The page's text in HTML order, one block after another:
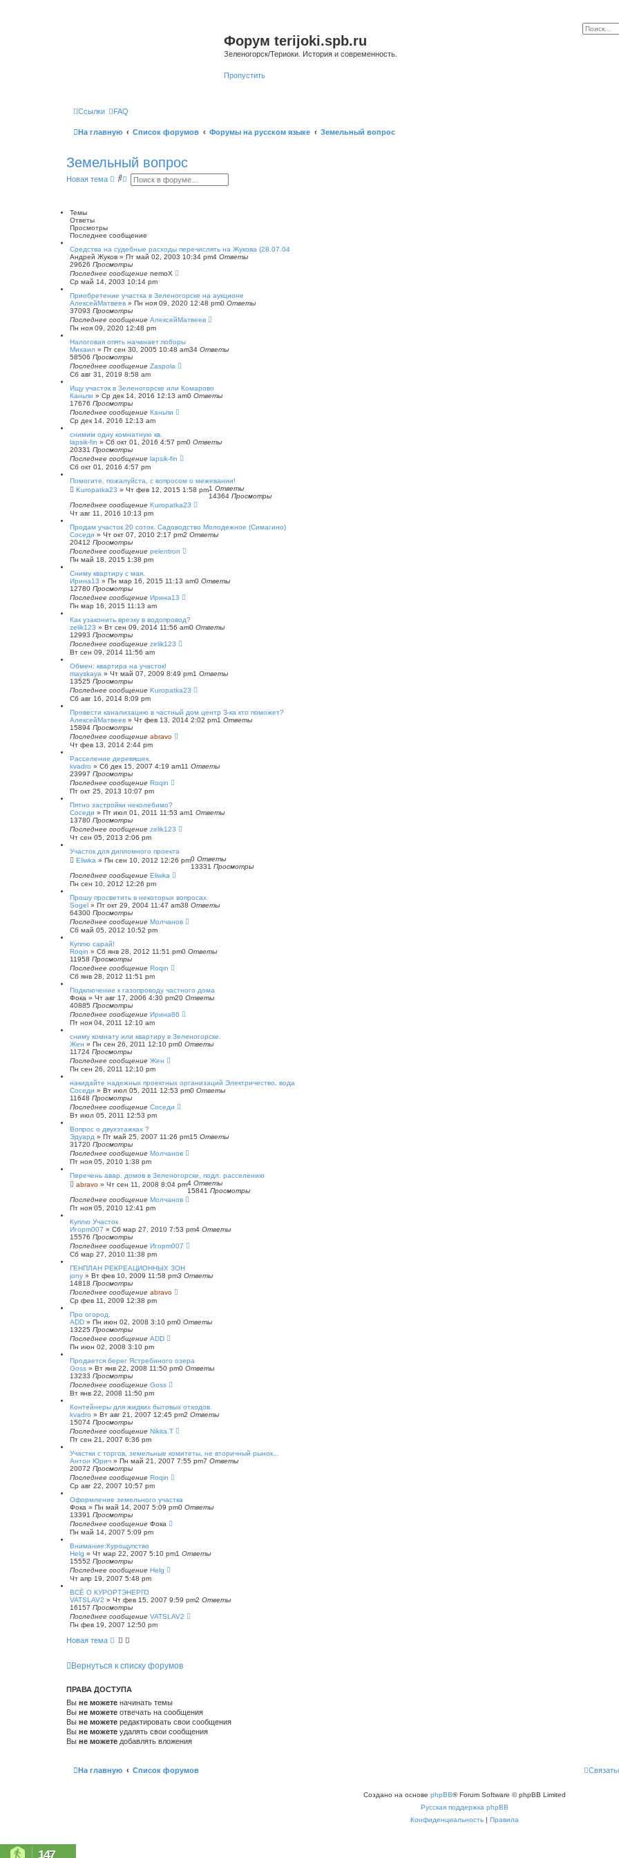
Форум terijoki.spb.ru
Зеленогорск/Териоки. История и современность.
Пропустить
Ссылки FAQ
На главную Список форумов Форумы на русском языке Земельный вопрос
Земельный вопрос
Новая тема
П Р
н
ы
й
п
о
и
с
к
Темы
Ответы
Просмотры
Последнее сообщение
Средства на судебные расходы перечислять на Жукова (28.07.04
Андрей Жуков » Пт май 02, 2003 10:34 pm4 Ответы
29626 Просмотры
Последнее сообщение nemoX
Ср май 14, 2003 10:14 pm
Приобретение участка в Зеленогорске на аукционе
АлексейМатвеев » Пн ноя 09, 2020 12:48 pm0 Ответы
37093 Просмотры
Последнее сообщение АлексейМатвеев
Пн ноя 09, 2020 12:48 pm
Налоговая опять начинает поборы
Михаил » Пт сен 30, 2005 10:48 am34 Ответы
58506 Просмотры
Последнее сообщение Zaspola
Сб авг 31, 2019 8:58 am
Ищу участок в Зеленогорске или Комарово
Каньпи » Ср дек 14, 2016 12:13 am0 Ответы
17676 Просмотры
Последнее сообщение Каньпи
Ср дек 14, 2016 12:13 am
снимим одну комнатную кв.
lapsik-fin » Сб окт 01, 2016 4:57 pm0 Ответы
20331 Просмотры
Последнее сообщение lapsik-fin
Сб окт 01, 2016 4:57 pm
Помогите, пожалуйста, с вопросом о межевании!
Kuropatka23 » Чт фев 12, 2015 1:58 pm1 Ответы
14364 Просмотры
Последнее сообщение Kuropatka23
Чт авг 11, 2016 10:13 pm
Продам участок 20 соток. Садоводство Молодежное (Симагино)
Соседи » Чт окт 07, 2010 2:17 pm2 Ответы
20412 Просмотры
Последнее сообщение pelentron
Пн май 18, 2015 1:38 pm
Сниму квартиру с мая.
Ирина13 » Пн мар 16, 2015 11:13 am0 Ответы
12780 Просмотры
Последнее сообщение Ирина13
Пн мар 16, 2015 11:13 am
Как узаконить врезку в водопровод?
zelik123 » Вт сен 09, 2014 11:56 am0 Ответы
12993 Просмотры
Последнее сообщение zelik123
Вт сен 09, 2014 11:56 am
Обмен: квартира на участок!
mayskaya » Чт май 07, 2009 8:49 pm1 Ответы
13525 Просмотры
Последнее сообщение Kuropatka23
Сб авг 16, 2014 8:09 pm
Провести канализацию в частный дом центр З-ка кто поможет?
АлексейМатвеев » Чт фев 13, 2014 2:02 pm1 Ответы
15894 Просмотры
Последнее сообщение abravo
Чт фев 13, 2014 2:44 pm
Расселение деревяшек.
kvadro » Сб дек 15, 2007 4:19 am11 Ответы
23997 Просмотры
Последнее сообщение Roqin
Пт окт 25, 2013 10:07 pm
Пятно застройки неколебимо?
Соседи » Пт июл 01, 2011 11:53 am1 Ответы
13780 Просмотры
Последнее сообщение zelik123
Чт сен 05, 2013 2:06 pm
Участок для дипломного проекта
Eliwka » Пн сен 10, 2012 12:26 pm0 Ответы
13331 Просмотры
Последнее сообщение Eliwka
Пн сен 10, 2012 12:26 pm
Прошу просветить в некоторых вопросах.
Sogel » Пт окт 29, 2004 11:47 am38 Ответы
64300 Просмотры
Последнее сообщение Молчанов
Сб май 05, 2012 10:52 pm
Куплю сарай!
Roqin » Сб янв 28, 2012 11:51 pm0 Ответы
11958 Просмотры
Последнее сообщение Roqin
Сб янв 28, 2012 11:51 pm
Подключение к газопроводу частного дома
Фока » Чт авг 17, 2006 4:30 pm20 Ответы
40885 Просмотры
Последнее сообщение Ирина86
Пт ноя 04, 2011 12:10 am
сниму комнату или квартиру в Зеленогорске.
Жен » Пн сен 26, 2011 12:10 pm0 Ответы
11724 Просмотры
Последнее сообщение Жен
Пн сен 26, 2011 12:10 pm
накидайте надежных проектных организаций Электричество, вода
Соседи » Вт июл 05, 2011 12:53 pm0 Ответы
11648 Просмотры
Последнее сообщение Соседи
Вт июл 05, 2011 12:53 pm
Вопрос о двухэтажках ?
Эдуард » Пт май 25, 2007 11:26 pm15 Ответы
31720 Просмотры
Последнее сообщение Молчанов
Пт ноя 05, 2010 1:38 pm
Перечень авар. домов в Зеленогорске, подл. расселению
abravo » Чт сен 11, 2008 8:04 pm4 Ответы
15841 Просмотры
Последнее сообщение Молчанов
Пт ноя 05, 2010 12:41 pm
Куплю Участок
Игорm007 » Сб мар 27, 2010 7:53 pm4 Ответы
15576 Просмотры
Последнее сообщение Игорm007
Сб мар 27, 2010 11:38 pm
ГЕНПЛАН РЕКРЕАЦИОННЫХ ЗОН
jony » Вт фев 10, 2009 11:58 pm3 Ответы
14818 Просмотры
Последнее сообщение abravo
Ср фев 11, 2009 12:38 pm
Про огород.
ADD » Пн июн 02, 2008 3:10 pm0 Ответы
13225 Просмотры
Последнее сообщение ADD
Пн июн 02, 2008 3:10 pm
Продается берег Ястребиного озера
Goss » Вт янв 22, 2008 11:50 pm0 Ответы
13233 Просмотры
Последнее сообщение Goss
Вт янв 22, 2008 11:50 pm
Контейнеры для жидких бытовых отходов.
kvadro » Вт авг 21, 2007 12:45 pm2 Ответы
15074 Просмотры
Последнее сообщение Nikita.T
Пт сен 21, 2007 6:36 pm
Участки с торгов, земельные комитеты, не вторичный рынок...
Антон Юрич » Пн май 21, 2007 7:55 pm7 Ответы
20072 Просмотры
Последнее сообщение Roqin
Ср авг 22, 2007 10:57 pm
Оформление земельного участка
Фока » Пн май 14, 2007 5:09 pm0 Ответы
13391 Просмотры
Последнее сообщение Фока
Пн май 14, 2007 5:09 pm
Внимание:Курощупство
Helg » Чт мар 22, 2007 5:10 pm1 Ответы
15552 Просмотры
Последнее сообщение Helg
Чт апр 19, 2007 5:48 pm
ВСЁ О КУРОРТЭНЕРГО
VATSLAV2 » Чт фев 15, 2007 9:59 pm2 Ответы
16157 Просмотры
Последнее сообщение VATSLAV2
Пн фев 19, 2007 12:50 pm
Новая тема
Вернуться к списку форумов
ПРАВА ДОСТУПА
Вы не можете начинать темы
Вы не можете отвечать на сообщения
Вы не можете редактировать свои сообщения
Вы не можете удалять свои сообщения
Вы не можете добавлять вложения
На главную Список форумов
Создано на основе phpBB® Forum Software © phpBB Limited
Русская поддержка phpBB
Конфиденциальность | Правила
147